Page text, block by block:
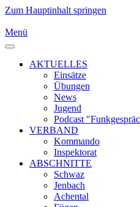
Zum Hauptinhalt springen
Menü
AKTUELLES
Einsätze
Übungen
News
Jugend
Podcast
VERBAND
Kommando
Inspektorat
ABSCHNITTE
Schwaz
Jenbach
Achental